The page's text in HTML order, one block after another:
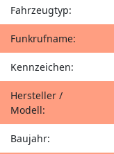
Fahrzeugtyp:
Funkrufname:
Kennzeichen:
Hersteller /
Modell:
Baujahr: